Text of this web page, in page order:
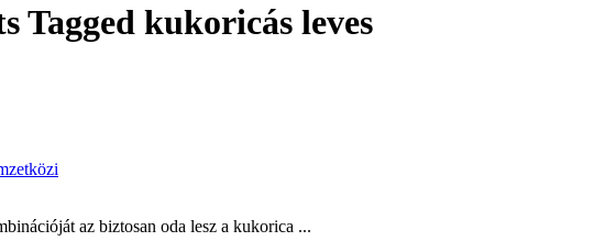
Tagged kukoricás leves
az biztosan oda lesz a kukorica ...